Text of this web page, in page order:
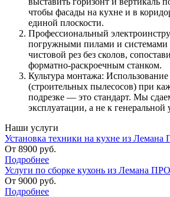
чтобы фасады на кухне и в
единой плоскости.
Профессиональный
погружными пилами и системами
чистовой рез без сколов,
форматно-раскроечным станком.
Культура монтажа:
(строительных пылесосов) при
подрезке — это стандарт. Мы
эксплуатации, а не к генеральной
Наши услуги
Установка техники на кухне из Лемана
От 8900 руб.
Подробнее
Услуги по сборке кухонь из Лемана ПРО
От 9000 руб.
Подробнее